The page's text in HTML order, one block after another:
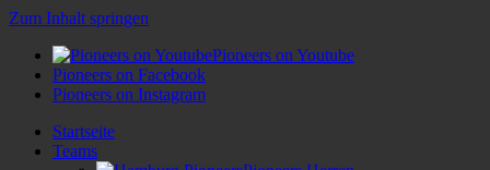
Zum Inhalt springen
Pioneers on Youtube
Pioneers on Facebook
Pioneers on Instagram
Startseite
Teams